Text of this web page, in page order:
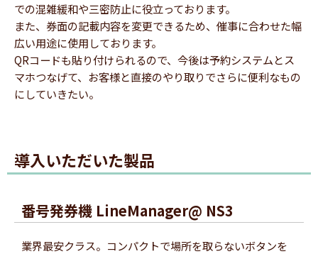
での混雑緩和や三密防止に役立っております。
また、券面の記載内容を変更できるため、催事に合わせた幅
広い用途に使用しております。
QRコードも貼り付けられるので、今後は予約システムとス
マホつなげて、お客様と直接のやり取りでさらに便利なもの
にしていきたい。
導入いただいた製品
番号発券機 LineManager@ NS3
業界最安クラス。コンパクトで場所を取らないボタンを